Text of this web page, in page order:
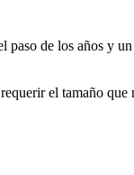
paso de los años y
el tamaño que